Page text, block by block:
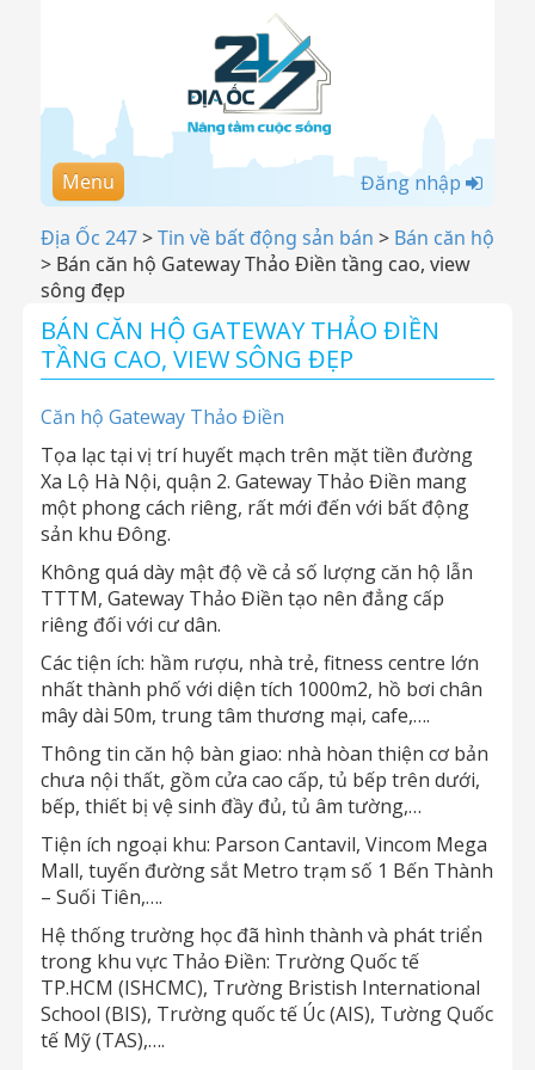
Menu Đăng nhập
Địa Ốc 247>Tin về bất động sản bán > Bán căn hộ
> Bán căn hộ Gateway Thảo Điền tầng cao, view
sông đẹp
BÁN CĂN HỘ GATEWAY THẢO ĐIỀN
TẦNG CAO, VIEW SÔNG ĐẸP
Căn hộ Gateway Thảo Điền
Tọa lạc tại vị trí huyết mạch trên mặt tiền đường
Xa Lộ Hà Nội, quận 2. Gateway Thảo Điền mang
một phong cách riêng, rất mới đến với bất động
sản khu Đông.
Không quá dày mật độ về cả số lượng căn hộ lẫn
TTTM, Gateway Thảo Điền tạo nên đẳng cấp
riêng đối với cư dân.
Các tiện ích: hầm rượu, nhà trẻ, fitness centre lớn
nhất thành phố với diện tích 1000m2, hồ bơi chân
mây dài 50m, trung tâm thương mại, cafe,….
Thông tin căn hộ bàn giao: nhà hòan thiện cơ bản
chưa nội thất, gồm cửa cao cấp, tủ bếp trên dưới,
bếp, thiết bị vệ sinh đầy đủ, tủ âm tường,…
Tiện ích ngoại khu: Parson Cantavil, Vincom Mega
Mall, tuyến đường sắt Metro trạm số 1 Bến Thành
– Suối Tiên,….
Hệ thống trường học đã hình thành và phát triển
trong khu vực Thảo Điền: Trường Quốc tế
TP.HCM (ISHCMC), Trường Bristish International
School (BIS), Trường quốc tế Úc (AIS), Tường Quốc
tế Mỹ (TAS),….